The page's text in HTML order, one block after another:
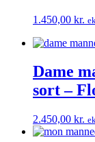
1.450,00 kr.
Dame
sort –
2.450,00 kr.